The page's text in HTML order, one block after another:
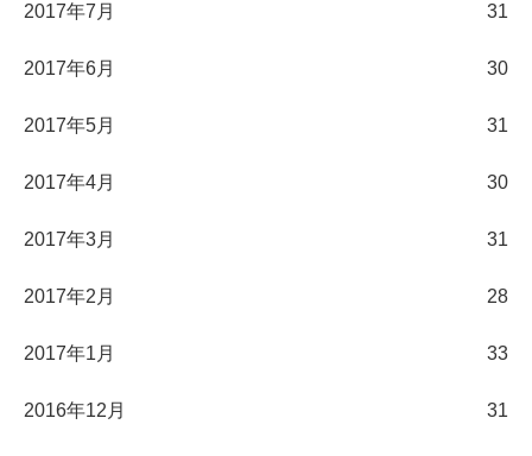
2017年7月 31
2017年6月 30
2017年5月 31
2017年4月 30
2017年3月 31
2017年2月 28
2017年1月 33
2016年12月 31